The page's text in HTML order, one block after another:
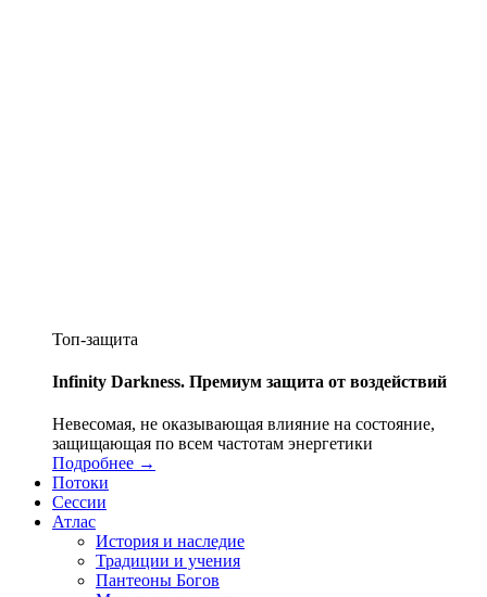
Топ-защита
Infinity Darkness. Премиум защита от воздействий
Невесомая, не оказывающая влияние на состояние,
защищающая по всем частотам энергетики
Подробнее →
Потоки
Сессии
Атлас
История и наследие
Традиции и учения
Пантеоны Богов